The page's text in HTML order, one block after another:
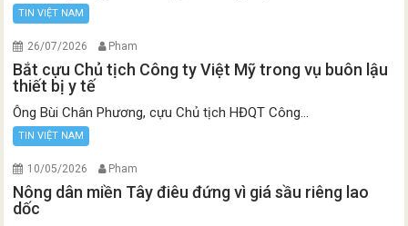
TIN VIỆT NAM
26/07/2026 Pham
Bắt cựu Chủ tịch Công ty Việt Mỹ trong vụ buôn lậu
thiết bị y tế
Ông Bùi Chân Phương, cựu Chủ tịch HĐQT Công...
TIN VIỆT NAM
10/05/2026 Pham
Nông dân miền Tây điêu đứng vì giá sầu riêng lao
dốc